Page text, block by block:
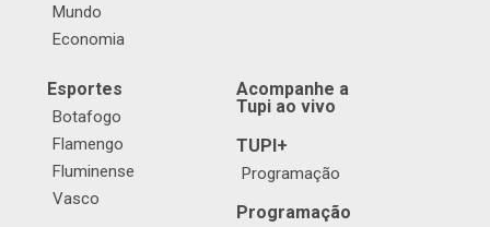
Mundo
Economia
Esportes
Botafogo
Flamengo
Fluminense
Vasco
Acompanhe a
Tupi ao vivo
TUPI+
Programação
Programação